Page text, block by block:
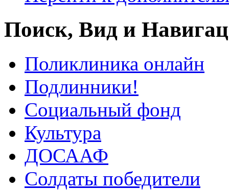
Поиск, Вид и
Поликлиника онлайн
Подлинники!
Социальный фонд
Культура
ДОСААФ
Солдаты победители